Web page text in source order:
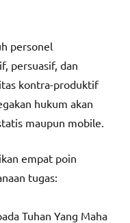
personel
persuasif, dan
kontra-produktif
hukum akan
maupun mobile.
empat poin
tugas:
Tuhan Yang Maha